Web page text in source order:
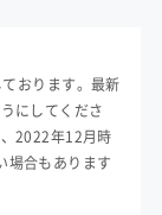
おります。最新
にしてくださ
2022年12月時
場合もあります